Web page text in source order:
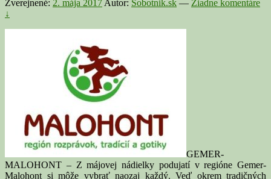
Zverejnené: 2. mája 2017 Autor: Sobotnik.sk — Žiadne komentáre
↓
GEMER-
MALOHONT – Z májovej nádielky podujatí v regióne Gemer-
Malohont si môže vybrať naozaj každý. Veď okrem tradičných